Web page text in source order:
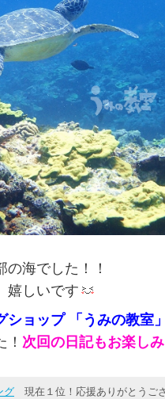
の海でした！！
嬉しいです
ショップ 「うみの教室
次回の日記もお楽し
グ 現在１位！応援ありがとうご